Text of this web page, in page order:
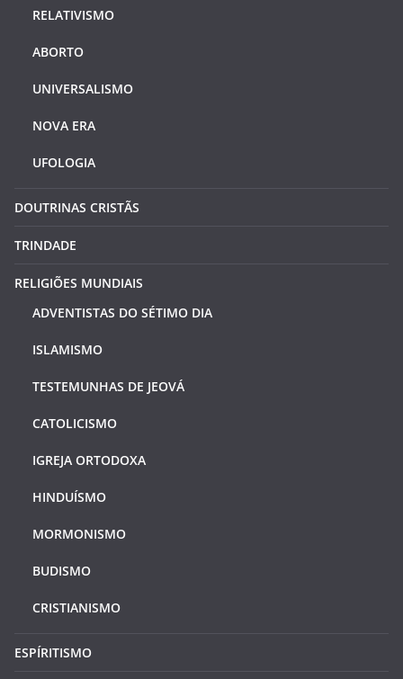
RELATIVISMO
ABORTO
UNIVERSALISMO
NOVA ERA
UFOLOGIA
DOUTRINAS CRISTÃS
TRINDADE
RELIGIÕES MUNDIAIS
ADVENTISTAS DO SÉTIMO DIA
ISLAMISMO
TESTEMUNHAS DE JEOVÁ
CATOLICISMO
IGREJA ORTODOXA
HINDUÍSMO
MORMONISMO
BUDISMO
CRISTIANISMO
ESPÍRITISMO